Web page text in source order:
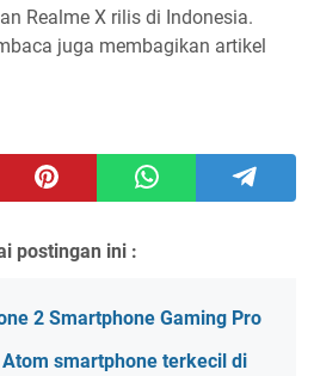
Realme X rilis di Indonesia.
juga membagikan artikel
postingan ini :
2 Smartphone Gaming Pro
smartphone terkecil di